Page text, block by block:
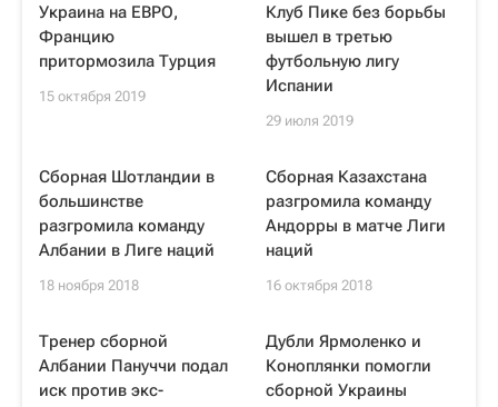
Украина на ЕВРО,
Францию
притормозила Турция
15 октября 2019
Клуб Пике без борьбы
вышел в третью
футбольную лигу
Испании
29 июля 2019
Сборная Шотландии в
большинстве
разгромила команду
Албании в Лиге наций
18 ноября 2018
Сборная Казахстана
разгромила команду
Андорры в матче Лиги
наций
16 октября 2018
Тренер сборной
Албании Пануччи подал
иск против экс-
Дубли Ярмоленко и
Коноплянки помогли
сборной Украины